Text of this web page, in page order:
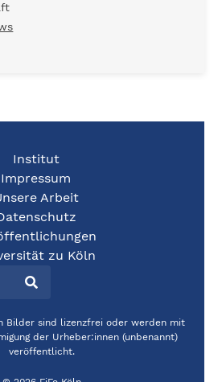
Institut
Impressum
Arbeit
zu Köln
Bilder sind lizenzfrei oder werden mit
der Urheber:innen (unbenannt)
veröffentlicht.